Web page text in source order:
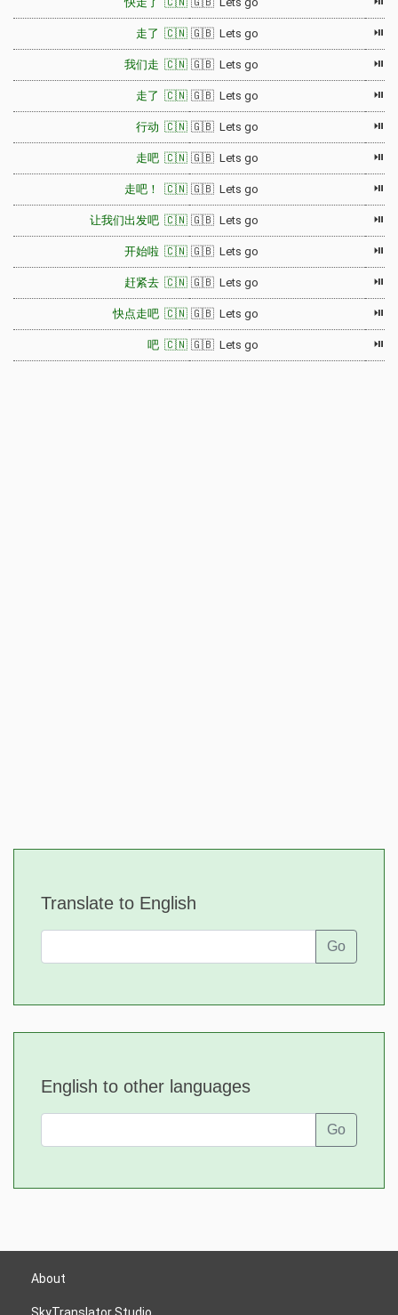
走了 🇨🇳 🇬🇧 Lets go ⏯
我们走 🇨🇳 🇬🇧 Lets go ⏯
走了 🇨🇳 🇬🇧 Lets go ⏯
行动 🇨🇳 🇬🇧 Lets go ⏯
走吧 🇨🇳 🇬🇧 Lets go ⏯
走吧！ 🇨🇳 🇬🇧 Lets go ⏯
让我们出发吧 🇨🇳 🇬🇧 Lets go ⏯
开始啦 🇨🇳 🇬🇧 Lets go ⏯
赶紧去 🇨🇳 🇬🇧 Lets go ⏯
快点走吧 🇨🇳 🇬🇧 Lets go ⏯
吧 🇨🇳 🇬🇧 Lets go ⏯
Translate to English
Go
English to other languages
Go
About